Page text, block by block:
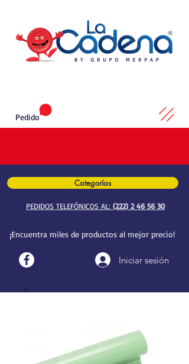
Categorías
PEDIDOS TELEFÓNICOS AL: (222) 2 46 56 30
¡Encuentra miles de productos al mejor precio!
Iniciar sesión
Pedido